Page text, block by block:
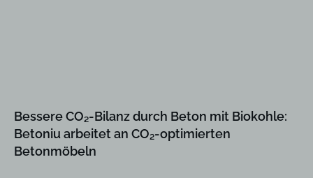
Bessere CO₂-Bilanz durch Beton mit Biokohle:
Betoniu arbeitet an CO₂-optimierten
Betonmöbeln